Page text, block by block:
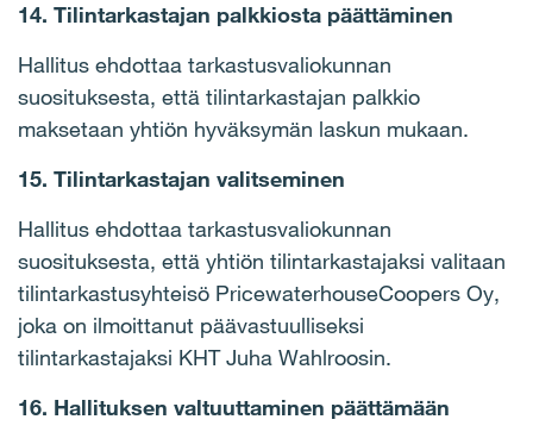
14. Tilintarkastajan palkkiosta päättäminen
Hallitus ehdottaa tarkastusvaliokunnan
suosituksesta, että tilintarkastajan palkkio
maksetaan yhtiön hyväksymän laskun mukaan.
15. Tilintarkastajan valitseminen
Hallitus ehdottaa tarkastusvaliokunnan
suosituksesta, että yhtiön tilintarkastajaksi valitaan
tilintarkastusyhteisö PricewaterhouseCoopers Oy,
joka on ilmoittanut päävastuulliseksi
tilintarkastajaksi KHT Juha Wahlroosin.
16. Hallituksen valtuuttaminen päättämään